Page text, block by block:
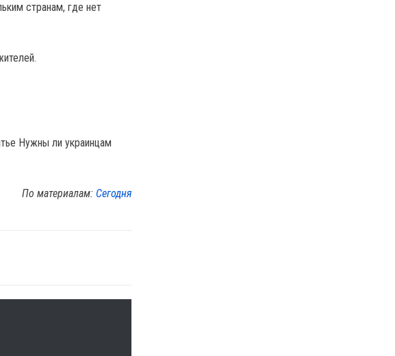
странам, где нет
Нужны ли украинцам
По материалам: Сегодня